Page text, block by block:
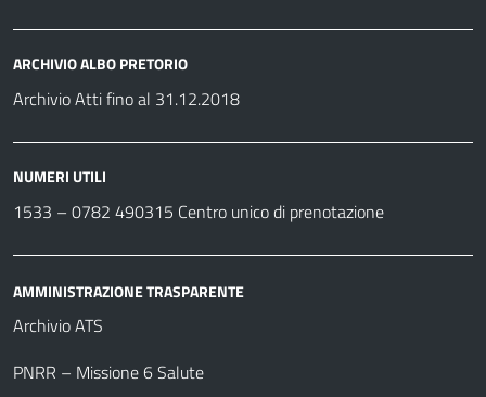
ARCHIVIO ALBO PRETORIO
Archivio Atti fino al 31.12.2018
NUMERI UTILI
1533 – 0782 490315 Centro unico di prenotazione
AMMINISTRAZIONE TRASPARENTE
Archivio ATS
PNRR – Missione 6 Salute